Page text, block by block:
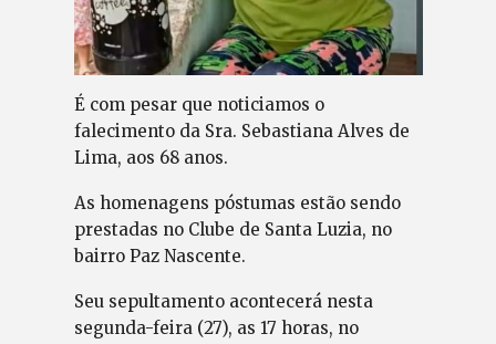
É com pesar que noticiamos o
falecimento da Sra. Sebastiana Alves de
Lima, aos 68 anos.
As homenagens póstumas estão sendo
prestadas no Clube de Santa Luzia, no
bairro Paz Nascente.
Seu sepultamento acontecerá nesta
segunda-feira (27), as 17 horas, no